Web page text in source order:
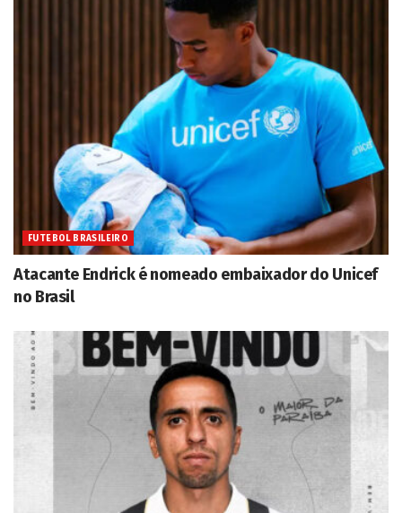
FUTEBOL BRASILEIRO
Atacante Endrick é nomeado embaixador do Unicef
no Brasil